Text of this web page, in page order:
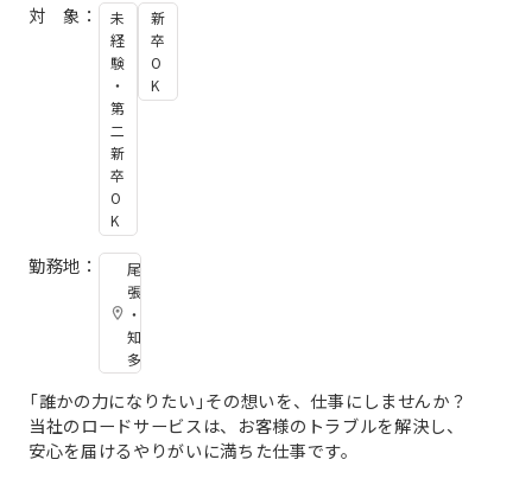
対 象：
未
経
験
・
第
二
新
卒
O
K
新
卒
O
K
勤務地：
尾
張
・
知
多
「誰かの力になりたい」その想いを、仕事にしませんか？
当社のロードサービスは、お客様のトラブルを解決し、
安心を届けるやりがいに満ちた仕事です。